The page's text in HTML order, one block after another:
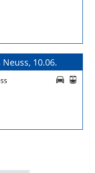
Neuss, 10.06.